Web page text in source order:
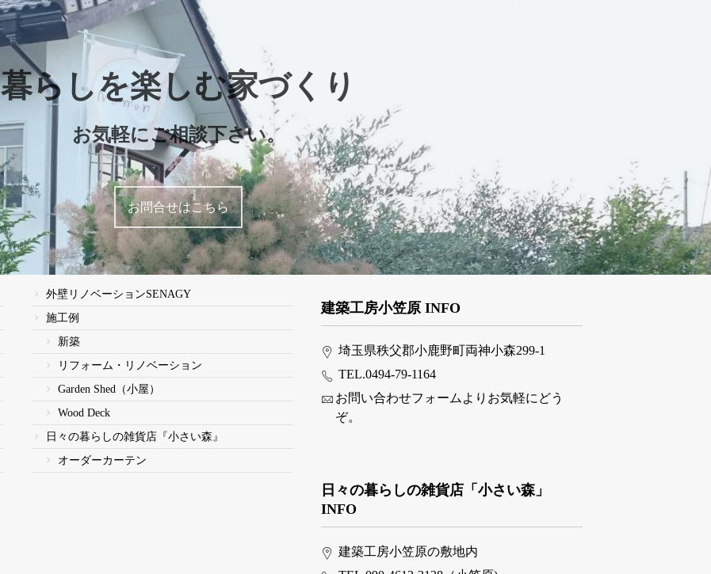
暮らしを楽しむ家づくり
お気軽にご相談下さい。
お問合せはこちら
外壁リノベーションSENAGY
施工例
新築
リフォーム・リノベーション
Garden Shed（小屋）
Wood Deck
日々の暮らしの雑貨店『小さい森』
オーダーカーテン
建築工房小笠原 INFO
埼玉県秩父郡小鹿野町両神小森299-1
TEL.0494-79-1164
お問い合わせフォームよりお気軽にどう
ぞ。
日々の暮らしの雑貨店「小さい森」
INFO
建築工房小笠原の敷地内